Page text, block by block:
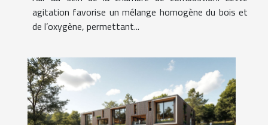
agitation favorise un mélange homogène du bois et
de l’oxygène, permettant...